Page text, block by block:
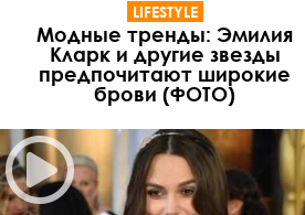
LIFESTYLE
Модные тренды: Эмилия
Кларк и другие звезды
предпочитают широкие
брови (ФОТО)